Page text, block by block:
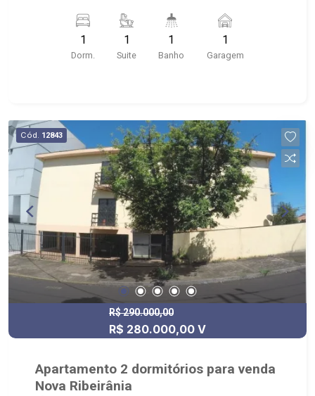
de serviço com armário - 01 vagas de garagem -
Condomínio com portaria 24 horas e elevador -
Próximo ao Sesi
1
Dorm.
1
Suite
1
Banho
1
Garagem
Cód. 12843
R$ 290.000,00
R$ 280.000,00 V
Apartamento 2 dormitórios para venda
Nova Ribeirânia